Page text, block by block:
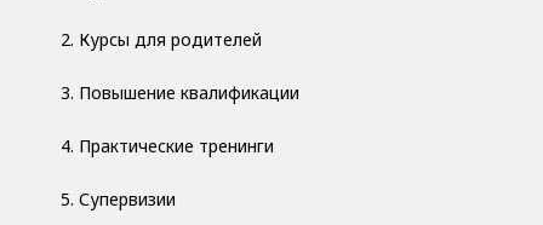
2. Курсы для родителей
3. Повышение квалификации
4. Практические тренинги
5. Супервизии